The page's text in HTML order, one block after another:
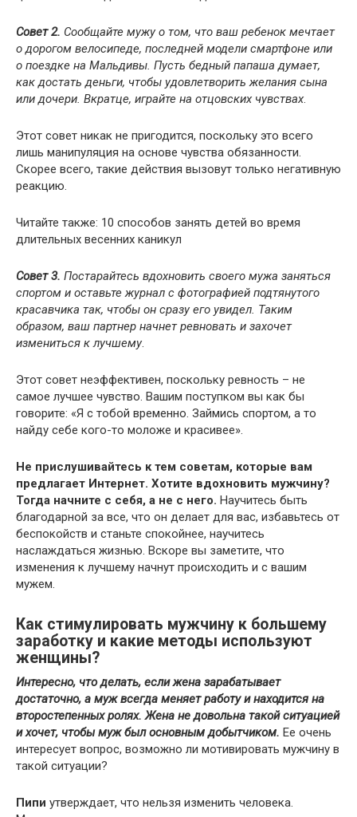
Совет 2. Сообщайте мужу о том, что ваш ребенок мечтает
о дорогом велосипеде, последней модели смартфоне или
о поездке на Мальдивы. Пусть бедный папаша думает,
как достать деньги, чтобы удовлетворить желания сына
или дочери. Вкратце, играйте на отцовских чувствах
Этот совет никак не пригодится, поскольку это всего
лишь манипуляция на основе чувства обязанности.
Скорее всего, такие действия вызовут только негативную
реакцию.
Читайте также: 10 способов занять детей во время
длительных весенних каникул
Совет 3. Постарайтесь вдохновить своего мужа заняться
спортом и оставьте журнал с фотографией подтянутого
красавчика так, чтобы он сразу его увидел. Таким
образом, ваш партнер начнет ревновать и захочет
измениться к лучшему.
Этот совет неэффективен, поскольку ревность – не
самое лучшее чувство. Вашим поступком вы как бы
говорите: «Я с тобой временно. Займись спортом, а то
найду себе кого-то моложе и красивее».
Не прислушивайтесь к тем советам, которые вам
предлагает Интернет. Хотите вдохновить мужчину?
Тогда начните с себя, а не с него. Научитесь быть
благодарной за все, что он делает для вас, избавьтесь от
беспокойств и станьте спокойнее, научитесь
наслаждаться жизнью. Вскоре вы заметите, что
изменения к лучшему начнут происходить и с вашим
мужем.
Как стимулировать мужчину к большему
заработку и какие методы используют
женщины?
Интересно, что делать, если жена зарабатывает
достаточно, а муж всегда меняет работу и находится на
второстепенных ролях. Жена не довольна такой ситуацией
и хочет, чтобы муж был основным добытчиком. Ее очень
интересует вопрос, возможно ли мотивировать мужчину в
такой ситуации?
Пипи утверждает, что нельзя изменить человека.